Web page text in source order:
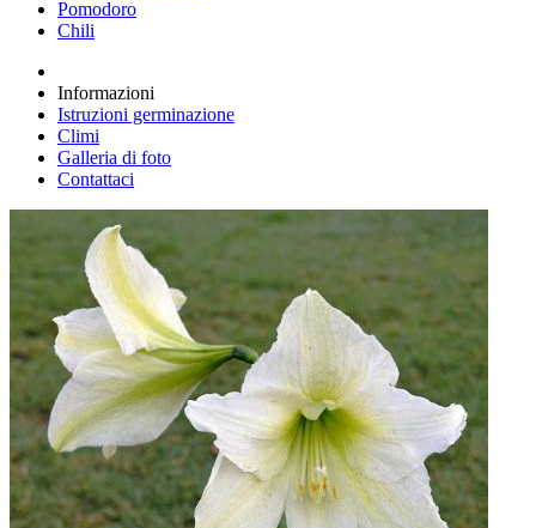
Pomodoro
Chili
Informazioni
Istruzioni germinazione
Climi
Galleria di foto
Contattaci